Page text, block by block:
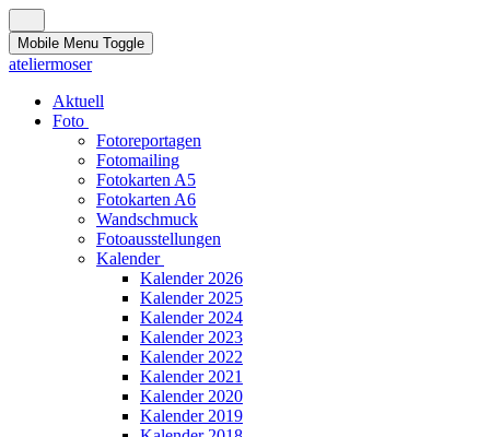
Mobile Menu Toggle
ateliermoser
Aktuell
Foto
Fotoreportagen
Fotomailing
Fotokarten A5
Fotokarten A6
Wandschmuck
Fotoausstellungen
Kalender
Kalender 2026
Kalender 2025
Kalender 2024
Kalender 2023
Kalender 2022
Kalender 2021
Kalender 2020
Kalender 2019